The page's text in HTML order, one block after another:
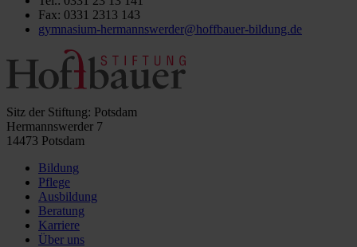
Fax: 0331 2313 143
gymnasium-hermannswerder@hoffbauer-bildung.de
Sitz der Stiftung: Potsdam
Hermannswerder 7
14473 Potsdam
Bildung
Pflege
Ausbildung
Beratung
Karriere
Über uns